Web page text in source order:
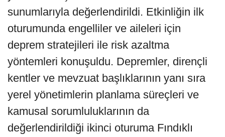
sunumlarıyla değerlendirildi. Etkinliğin ilk
oturumunda engelliler ve aileleri için
deprem stratejileri ile risk azaltma
yöntemleri konuşuldu. Depremler, dirençli
kentler ve mevzuat başlıklarının yanı sıra
yerel yönetimlerin planlama süreçleri ve
kamusal sorumluluklarının da
değerlendirildiği ikinci oturuma Fındıklı